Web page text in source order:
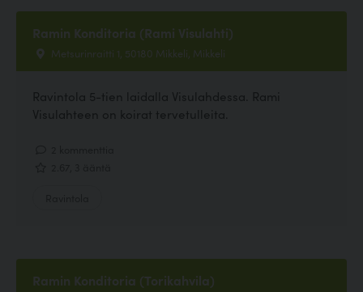
Ramin Konditoria (Rami Visulahti)
Metsurinraitti 1, 50180 Mikkeli, Mikkeli
Ravintola 5-tien laidalla Visulahdessa. Rami
Visulahteen on koirat tervetulleita.
Ramin Konditoria (Torikahvila)